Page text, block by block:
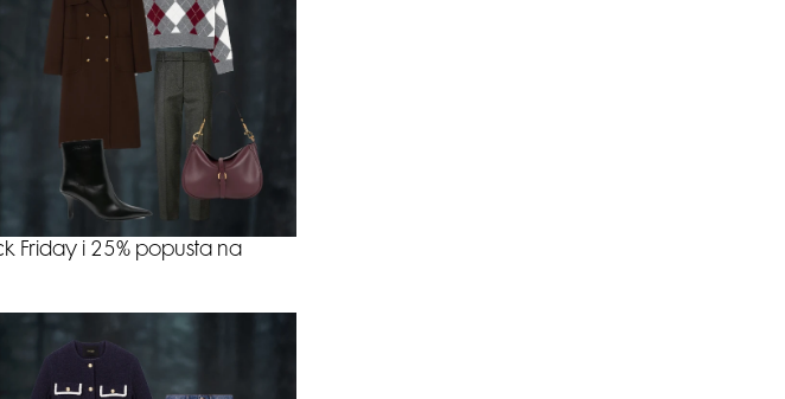
Friday i 25% popusta na